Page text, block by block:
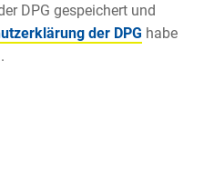
DPG gespeichert und
der DPG habe